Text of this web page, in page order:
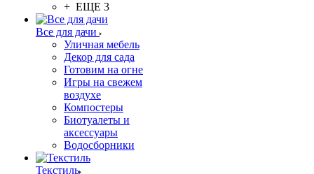
+ ЕЩЕ 3
Все для дачи
Уличная мебель
Декор для сада
Готовим на огне
Игры на свежем
воздухе
Компостеры
Биотуалеты и
аксессуары
Водосборники
Текстиль